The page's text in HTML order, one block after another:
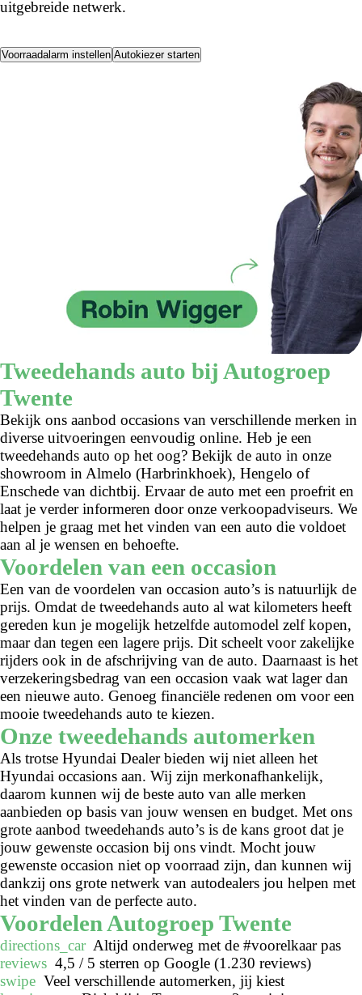
uitgebreide netwerk.
Voorraadalarm instellen Autokiezer starten
Tweedehands auto bij Autogroep
Twente
Bekijk ons aanbod occasions van verschillende merken in
diverse uitvoeringen eenvoudig online. Heb je een
tweedehands auto op het oog? Bekijk de auto in onze
showroom in Almelo (Harbrinkhoek), Hengelo of
Enschede van dichtbij. Ervaar de auto met een proefrit en
laat je verder informeren door onze verkoopadviseurs. We
helpen je graag met het vinden van een auto die voldoet
aan al je wensen en behoefte.
Voordelen van een occasion
Een van de voordelen van occasion auto’s is natuurlijk de
prijs. Omdat de tweedehands auto al wat kilometers heeft
gereden kun je mogelijk hetzelfde automodel zelf kopen,
maar dan tegen een lagere prijs. Dit scheelt voor zakelijke
rijders ook in de afschrijving van de auto. Daarnaast is het
verzekeringsbedrag van een occasion vaak wat lager dan
een nieuwe auto. Genoeg financiële redenen om voor een
mooie tweedehands auto te kiezen.
Onze tweedehands automerken
Als trotse Hyundai Dealer bieden wij niet alleen het
Hyundai occasions aan. Wij zijn merkonafhankelijk,
daarom kunnen wij de beste auto van alle merken
aanbieden op basis van jouw wensen en budget. Met ons
grote aanbod tweedehands auto’s is de kans groot dat je
jouw gewenste occasion bij ons vindt. Mocht jouw
gewenste occasion niet op voorraad zijn, dan kunnen wij
dankzij ons grote netwerk van autodealers jou helpen met
het vinden van de perfecte auto.
Voordelen Autogroep Twente
directions_carAltijd onderweg met de #voorelkaar pas
reviews 4,5 / 5 sterren op Google (1.230 reviews)
swipe Veel verschillende automerken, jij kiest